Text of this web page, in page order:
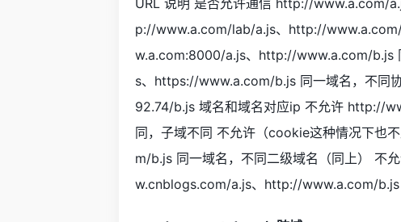
URL 说明 是否允许通信 http://www.a.com/
p://www.a.com/lab/a.js、http://
w.a.com:8000/a.js、http://www.a.com/b.js
s、https://www.a.com/b.js 同一域名，不
92.74/b.js 域名和域名对应ip 不允许 http://
同，子域不同 不允许（cookie这种情况下
m/b.js 同一域名，不同二级域名（同上） 不
w.cnblogs.com/a.js、http://www.a.com/b.js